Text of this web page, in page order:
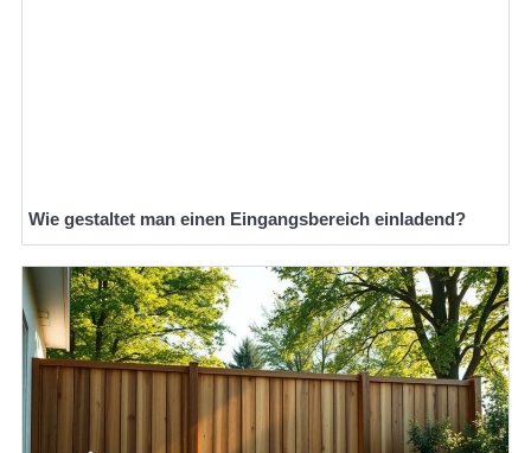
Wie gestaltet man einen Eingangsbereich einladend?